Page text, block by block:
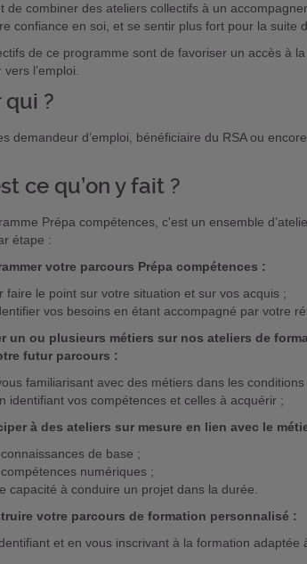
de combiner des ateliers collectifs à un
confiance en soi, et se sentir plus fort pour la suite
de ce programme sont de favoriser un accès à
l’emploi.
qui ?
demandeur d’emploi, bénéficiaire du RSA ou
ce qu’on y fait ?
Prépa compétences, c'est un ensemble
étape :
votre parcours Prépa compétences :
faire le point sur votre situation et sur vos acquis ;
vos besoins en étant accompagné par votre
un ou plusieurs métiers sur nos ateliers de
futur parcours :
familiarisant avec des métiers dans les
identifiant vos compétences et celles à acquérir ;
à des ateliers sur mesure en lien avec le
de base ;
numériques ;
capacité à conduire un projet dans la durée.
votre parcours de formation personnalisé :
et en vous inscrivant à la formation adaptée